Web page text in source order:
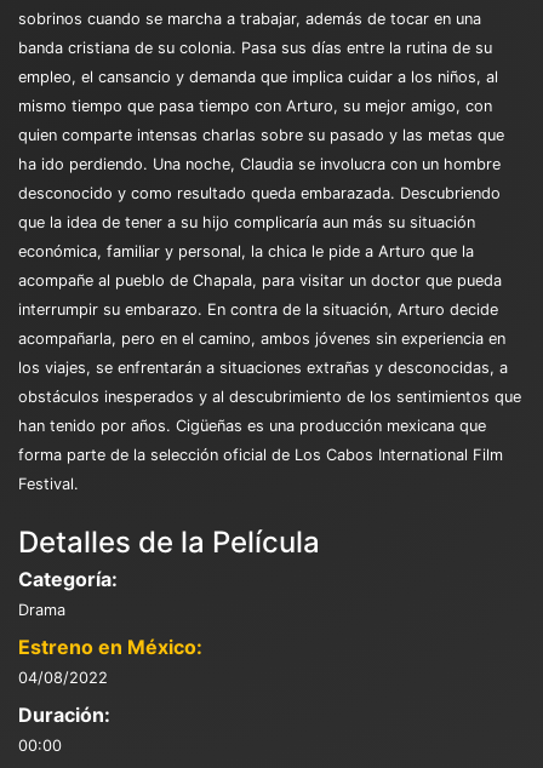
sobrinos cuando se marcha a trabajar, además de tocar en una
banda cristiana de su colonia. Pasa sus días entre la rutina de su
empleo, el cansancio y demanda que implica cuidar a los niños, al
mismo tiempo que pasa tiempo con Arturo, su mejor amigo, con
quien comparte intensas charlas sobre su pasado y las metas que
ha ido perdiendo. Una noche, Claudia se involucra con un hombre
desconocido y como resultado queda embarazada. Descubriendo
que la idea de tener a su hijo complicaría aun más su situación
económica, familiar y personal, la chica le pide a Arturo que la
acompañe al pueblo de Chapala, para visitar un doctor que pueda
interrumpir su embarazo. En contra de la situación, Arturo decide
acompañarla, pero en el camino, ambos jóvenes sin experiencia en
los viajes, se enfrentarán a situaciones extrañas y desconocidas, a
obstáculos inesperados y al descubrimiento de los sentimientos que
han tenido por años. Cigüeñas es una producción mexicana que
forma parte de la selección oficial de Los Cabos International Film
Festival.
Detalles de la Película
Categoría:
Drama
Estreno en México:
04/08/2022
Duración:
00:00